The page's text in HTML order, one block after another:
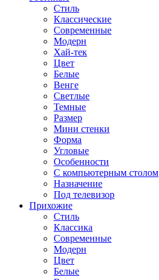
Стиль
Классические
Современные
Модерн
Хай-тек
Цвет
Белые
Венге
Светлые
Темные
Размер
Мини стенки
Форма
Угловые
Особенности
С компьютерным столом
Назначение
Под телевизор
Прихожие
Стиль
Классика
Современные
Модерн
Цвет
Белые